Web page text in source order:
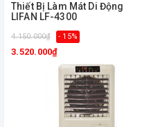
Thiết Bị Làm Mát Di Động
LIFAN LF-4300
4.150.000₫ - 15%
3.520.000₫